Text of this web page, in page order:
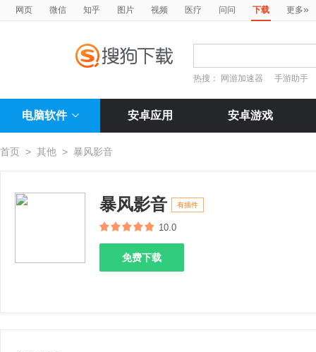
网页 微信 知乎 图片 视频 医疗 问问 下载 更多»
热搜： 网游加速器 手游助手
电脑软件 安卓应用 安卓游戏
首页 > 其他 > 暴风影音
暴风影音 有插件
10.0
免费下载